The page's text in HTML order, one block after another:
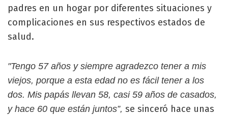
padres en un hogar por diferentes situaciones y
complicaciones en sus respectivos estados de
salud.
"Tengo 57 años y siempre agradezco tener a mis
viejos, porque a esta edad no es fácil tener a los
dos. Mis papás llevan 58, casi 59 años de casados,
y hace 60 que están juntos”, se sinceró hace unas